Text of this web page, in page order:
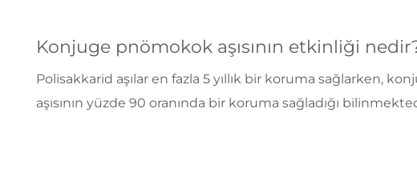
Konjuge pnömokok aşısının etkinliği
Polisakkarid aşılar en fazla 5 yıllık bir koruma sağlarken,
aşısının yüzde 90 oranında bir koruma sağladığı